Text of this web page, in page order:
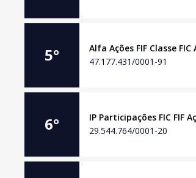
5°
Alfa Ações FIF Classe FIC
47.177.431/0001-91
6°
IP Participações FIC FIF
29.544.764/0001-20